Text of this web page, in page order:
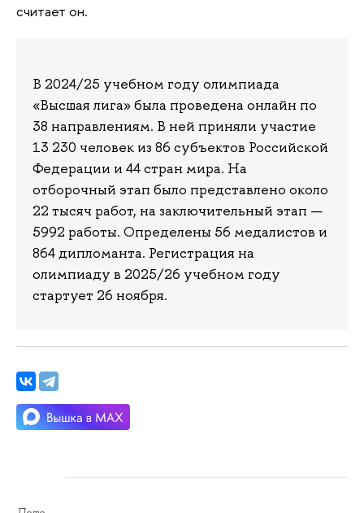
считает он.
В 2024/25 учебном году олимпиада
«Высшая лига» была проведена онлайн по
38 направлениям. В ней приняли участие
13 230 человек из 86 субъектов Российской
Федерации и 44 стран мира. На
отборочный этап было представлено около
22 тысяч работ, на заключительный этап —
5992 работы. Определены 56 медалистов и
864 дипломанта. Регистрация на
олимпиаду в 2025/26 учебном году
стартует 26 ноября.